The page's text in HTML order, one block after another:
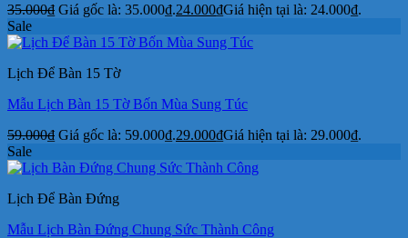
35.000₫ Giá gốc là: 35.000₫.24.000₫Giá hiện tại là: 24.000₫.
Sale
Lịch Để Bàn 15 Tờ
Mẫu Lịch Bàn 15 Tờ Bốn Mùa Sung Túc
59.000₫ Giá gốc là: 59.000₫.29.000₫Giá hiện tại là: 29.000₫.
Sale
Lịch Để Bàn Đứng
Mẫu Lịch Bàn Đứng Chung Sức Thành Công